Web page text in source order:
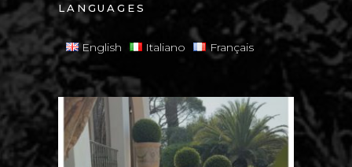
LANGUAGES
English Italiano Français